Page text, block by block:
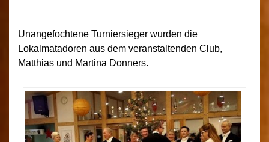
Unangefochtene Turniersieger wurden die
Lokalmatadoren aus dem veranstaltenden Club,
Matthias und Martina Donners.